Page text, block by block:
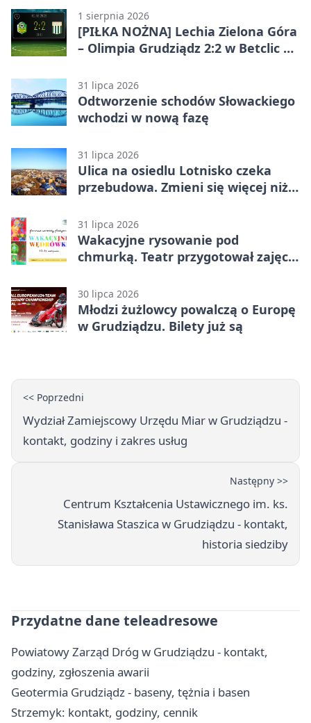
1 sierpnia 2026
[PIŁKA NOŻNA] Lechia Zielona Góra
– Olimpia Grudziądz 2:2 w Betclic 2.
końcówce
31 lipca 2026
Odtworzenie schodów Słowackiego
wchodzi w nową fazę
31 lipca 2026
Ulica na osiedlu Lotnisko czeka
przebudowa. Zmieni się więcej niż
31 lipca 2026
Wakacyjne rysowanie pod
chmurką. Teatr przygotował zajęcia
30 lipca 2026
Młodzi żużlowcy powalczą o Europę
w Grudziądzu. Bilety już są
<< Poprzedni
Wydział Zamiejscowy Urzędu Miar w Grudziądzu -
kontakt, godziny i zakres usług
Następny >>
Centrum Kształcenia Ustawicznego im. ks.
Stanisława Staszica w Grudziądzu - kontakt,
historia siedziby
Przydatne dane teleadresowe
Powiatowy Zarząd Dróg w Grudziądzu - kontakt,
godziny, zgłoszenia awarii
Geotermia Grudziądz - baseny, tężnia i basen
Strzemyk: kontakt, godziny, cennik